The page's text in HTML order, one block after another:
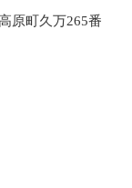
原町久万265番